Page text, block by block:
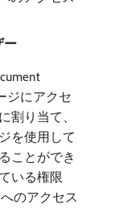
ー
ジにアクセ
割り当て、
を使用して
ことができ
いる権限
のアクセス